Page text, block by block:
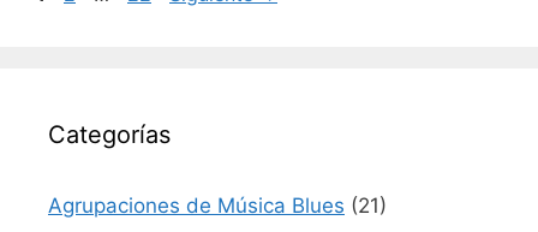
Categorías
Agrupaciones de Música Blues (21)